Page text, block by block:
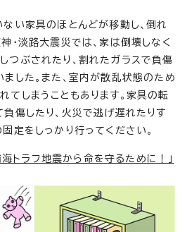
い家具のほとんどが移動し、倒れ
・淡路大震災では、家は倒壊しなく
つぶされたり、割れたガラスで負傷
した。また、室内が散乱状態のため
てしまうこともあります。家具の転
傷したり、火災で逃げ遅れたりす
定をしっかり行ってください。
トラフ地震から命を守るために！」